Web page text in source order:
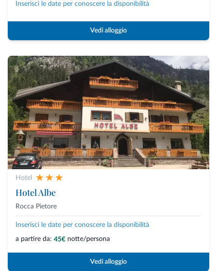
Inserisci le date per conoscere la disponibilità
Vedi alloggio
Hotel
Hotel Albe
Rocca Pietore
Inserisci le date per conoscere la disponibilità
a partire da: 45€ notte/persona
Vedi alloggio